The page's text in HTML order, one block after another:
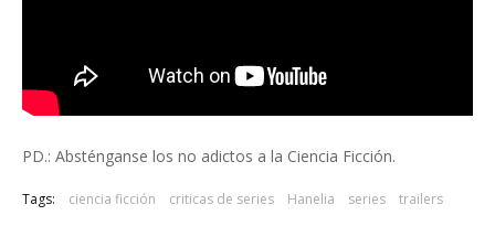
PD.: Absténganse los no adictos a la Ciencia Ficción.
Tags: ciencia ficción criticas de series Hanelia series trailers